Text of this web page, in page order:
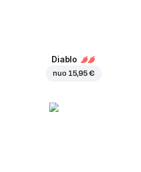
Diablo
nuo 15,95 €